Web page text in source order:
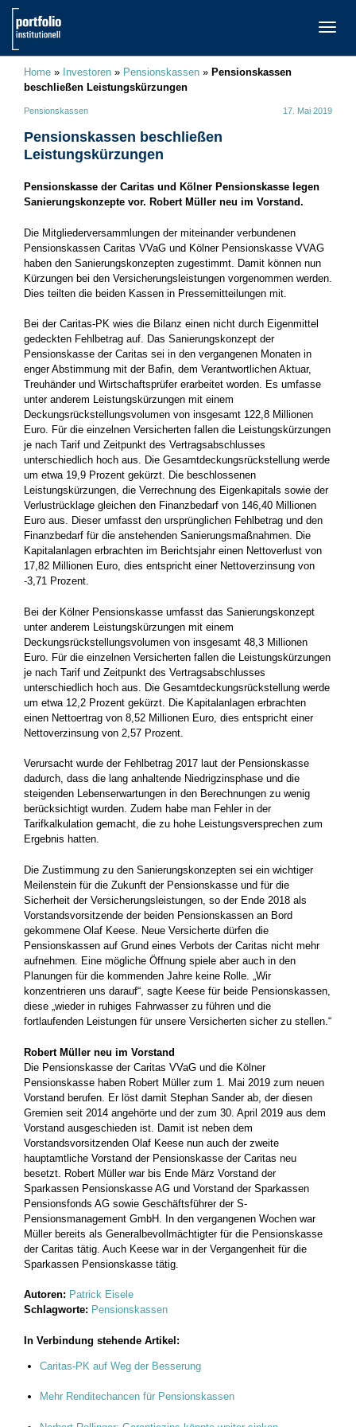
Home » Investoren » Pensionskassen » Pensionskassen
beschließen Leistungskürzungen
Pensionskassen 17. Mai 2019
Pensionskassen beschließen
Leistungskürzungen
Pensionskasse der Caritas und Kölner Pensionskasse legen
Sanierungskonzepte vor. Robert Müller neu im Vorstand.
Die Mitgliederversammlungen der miteinander verbundenen
Pensionskassen Caritas VVaG und Kölner Pensionskasse VVAG
haben den Sanierungskonzepten zugestimmt. Damit können nun
Kürzungen bei den Versicherungsleistungen vorgenommen werden.
Dies teilten die beiden Kassen in Pressemitteilungen mit.
Bei der Caritas-PK wies die Bilanz einen nicht durch Eigenmittel
gedeckten Fehlbetrag auf. Das Sanierungskonzept der
Pensionskasse der Caritas sei in den vergangenen Monaten in
enger Abstimmung mit der Bafin, dem Verantwortlichen Aktuar,
Treuhänder und Wirtschaftsprüfer erarbeitet worden. Es umfasse
unter anderem Leistungskürzungen mit einem
Deckungsrückstellungsvolumen von insgesamt 122,8 Millionen
Euro. Für die einzelnen Versicherten fallen die Leistungskürzungen
je nach Tarif und Zeitpunkt des Vertragsabschlusses
unterschiedlich hoch aus. Die Gesamtdeckungsrückstellung werde
um etwa 19,9 Prozent gekürzt. Die beschlossenen
Leistungskürzungen, die Verrechnung des Eigenkapitals sowie der
Verlustrücklage gleichen den Finanzbedarf von 146,40 Millionen
Euro aus. Dieser umfasst den ursprünglichen Fehlbetrag und den
Finanzbedarf für die anstehenden Sanierungsmaßnahmen. Die
Kapitalanlagen erbrachten im Berichtsjahr einen Nettoverlust von
17,82 Millionen Euro, dies entspricht einer Nettoverzinsung von
-3,71 Prozent.
Bei der Kölner Pensionskasse umfasst das Sanierungskonzept
unter anderem Leistungskürzungen mit einem
Deckungsrückstellungsvolumen von insgesamt 48,3 Millionen
Euro. Für die einzelnen Versicherten fallen die Leistungskürzungen
je nach Tarif und Zeitpunkt des Vertragsabschlusses
unterschiedlich hoch aus. Die Gesamtdeckungsrückstellung werde
um etwa 12,2 Prozent gekürzt. Die Kapitalanlagen erbrachten
einen Nettoertrag von 8,52 Millionen Euro, dies entspricht einer
Nettoverzinsung von 2,57 Prozent.
Verursacht wurde der Fehlbetrag 2017 laut der Pensionskasse
dadurch, dass die lang anhaltende Niedrigzinsphase und die
steigenden Lebenserwartungen in den Berechnungen zu wenig
berücksichtigt wurden. Zudem habe man Fehler in der
Tarifkalkulation gemacht, die zu hohe Leistungsversprechen zum
Ergebnis hatten.
Die Zustimmung zu den Sanierungskonzepten sei ein wichtiger
Meilenstein für die Zukunft der Pensionskasse und für die
Sicherheit der Versicherungsleistungen, so der Ende 2018 als
Vorstandsvorsitzende der beiden Pensionskassen an Bord
gekommene Olaf Keese. Neue Versicherte dürfen die
Pensionskassen auf Grund eines Verbots der Caritas nicht mehr
aufnehmen. Eine mögliche Öffnung spiele aber auch in den
Planungen für die kommenden Jahre keine Rolle. „Wir
konzentrieren uns darauf“, sagte Keese für beide Pensionskassen,
diese „wieder in ruhiges Fahrwasser zu führen und die
fortlaufenden Leistungen für unsere Versicherten sicher zu stellen.“
Robert Müller neu im Vorstand
Die Pensionskasse der Caritas VVaG und die Kölner
Pensionskasse haben Robert Müller zum 1. Mai 2019 zum neuen
Vorstand berufen. Er löst damit Stephan Sander ab, der diesen
Gremien seit 2014 angehörte und der zum 30. April 2019 aus dem
Vorstand ausgeschieden ist. Damit ist neben dem
Vorstandsvorsitzenden Olaf Keese nun auch der zweite
hauptamtliche Vorstand der Pensionskasse der Caritas neu
besetzt. Robert Müller war bis Ende März Vorstand der
Sparkassen Pensionskasse AG und Vorstand der Sparkassen
Pensionsfonds AG sowie Geschäftsführer der S-
Pensionsmanagement GmbH. In den vergangenen Wochen war
Müller bereits als Generalbevollmächtigter für die Pensionskasse
der Caritas tätig. Auch Keese war in der Vergangenheit für die
Sparkassen Pensionskasse tätig.
Autoren: Patrick Eisele
Schlagworte: Pensionskassen
In Verbindung stehende Artikel:
Caritas-PK auf Weg der Besserung
Mehr Renditechancen für Pensionskassen